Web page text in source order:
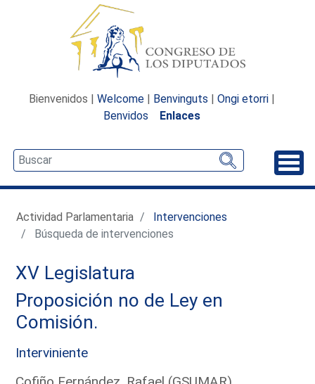
Bienvenidos | Welcome | Benvinguts | Ongi etorri |
Benvidos
Enlaces
Actividad Parlamentaria
Intervenciones
Búsqueda de intervenciones
XV Legislatura
Proposición no de Ley en
Comisión.
Interviniente